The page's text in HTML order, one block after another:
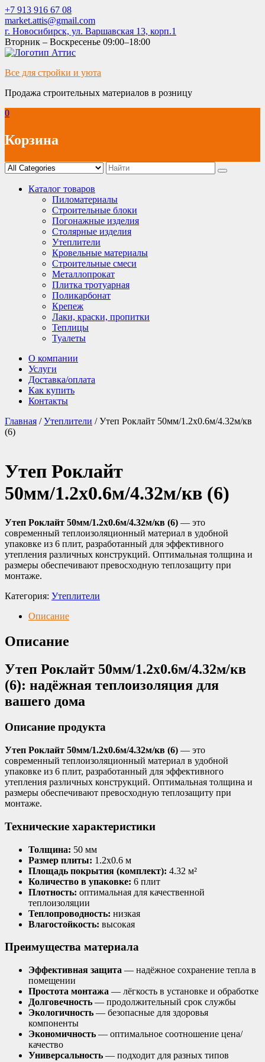
Skip
to
content
+7 913 916 67 08
market.attis@gmail.com
г. Новосибирск, ул. Варшавская 13, корп.1
Вторник – Воскресенье 09:00–18:00
Все для стройки и уюта
Продажа строительных материалов в розницу
0
Корзина
Каталог товаров
Пиломатериалы
Строительные блоки
Погонажные изделия
Столярные изделия
Утеплители
Кровельные материалы
Строительные смеси
Металлопрокат
Плитка тротуарная
Поликарбонат
Крепеж
Лаки, краски, пропитки
Теплицы
Туалеты
О компании
Услуги
Доставка/оплата
Как купить
Контакты
Главная /Утеплители / Утеп Роклайт 50мм/1.2х0.6м/4.32м/кв
(6)
Утеп Роклайт
50мм/1.2х0.6м/4.32м/кв (6)
Утеп Роклайт 50мм/1.2х0.6м/4.32м/кв (6) — это
современный теплоизоляционный материал в удобной
упаковке из 6 плит, разработанный для эффективного
утепления различных конструкций. Оптимальная толщина и
размеры обеспечивают превосходную теплозащиту при
монтаже.
Категория: Утеплители
Описание
Описание
Утеп Роклайт 50мм/1.2х0.6м/4.32м/кв
(6): надёжная теплоизоляция для
вашего дома
Описание продукта
Утеп Роклайт 50мм/1.2х0.6м/4.32м/кв (6) — это
современный теплоизоляционный материал в удобной
упаковке из 6 плит, разработанный для эффективного
утепления различных конструкций. Оптимальная толщина и
размеры обеспечивают превосходную теплозащиту при
монтаже.
Технические характеристики
Толщина: 50 мм
Размер плиты: 1.2х0.6 м
Площадь покрытия (комплект): 4.32 м²
Количество в упаковке: 6 плит
Плотность: оптимальная для качественной
теплоизоляции
Теплопроводность: низкая
Влагостойкость: высокая
Преимущества материала
Эффективная защита — надёжное сохранение тепла в
помещении
Простота монтажа — лёгкость в установке и обработке
Долговечность — продолжительный срок службы
Экологичность — безопасные для здоровья
компоненты
Экономичность — оптимальное соотношение цена/
качество
Универсальность — подходит для разных типов